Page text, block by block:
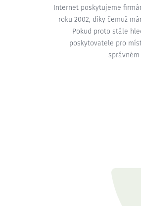
Internet poskytujeme
roku 2002, díky čemuž
Pokud proto stále
poskytovatele pro